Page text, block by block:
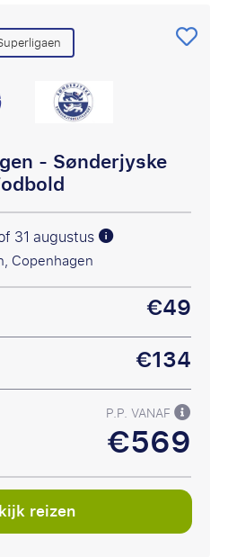
- Sønderjyske
31 augustus
Copenhagen
€49
€134
P.P. VANAF
€569
reizen